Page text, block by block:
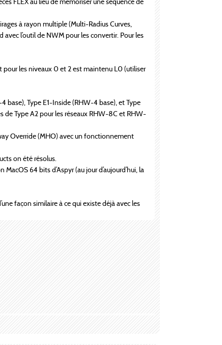
à rayon multiple (Multi-Radius Curves,
l’outil de NWM pour les convertir. Pour les
pour les niveaux 0 et 2 est maintenu L0 (utiliser
base), Type E1-Inside (RHW-4 base), et Type
de Type A2 pour les réseaux RHW-8C et RHW-
Override (MHO) avec un fonctionnement
on été résolus.
64 bits d’Aspyr (au jour d’aujourd’hui, la
façon similaire à ce qui existe déjà avec les